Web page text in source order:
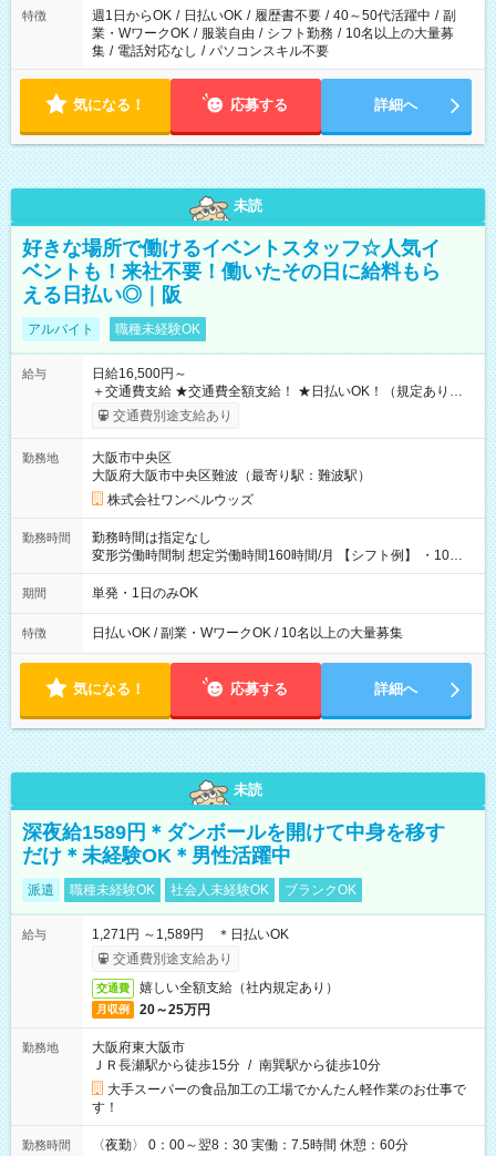
特徴 週1日からOK / 日払いOK / 履歴書不要 / 40～50代活躍中 / 副
業・WワークOK / 服装自由 / シフト勤務 / 10名以上の大量募
集 / 電話対応なし / パソコンスキル不要
気になる！ 応募する 詳細へ
未読
好きな場所で働けるイベントスタッフ☆人気イ
ベントも！来社不要！働いたその日に給料もら
える日払い◎｜阪
アルバイト 職種未経験OK
給与
日給16,500円～
＋交通費支給 ★交通費全額支給！ ★日払いOK！（規定あり） ┗
働いたその日に現金GET♪ お仕事後はコンビニATMから 日払
交通費別途支給あり
勤務地
大阪市中央区
大阪府大阪市中央区難波（最寄り駅：難波駅）
株式会社ワンベルウッズ
勤務時間
勤務時間は指定なし
変形労働時間制 想定労働時間160時間/月 【シフト例】 ・10：
00～20：00
期間 単発・1日のみOK
特徴 日払いOK / 副業・WワークOK / 10名以上の大量募集
気になる！ 応募する 詳細へ
未読
深夜給1589円＊ダンボールを開けて中身を移す
だけ＊未経験OK＊男性活躍中
派遣 職種未経験OK 社会人未経験OK ブランクOK
給与
1,271円 ～1,589円 ＊日払いOK
交通費別途支給あり
交通費 嬉しい全額支給（社内規定あり）
月収例 20～25万円
勤務地
大阪府東大阪市
ＪＲ長瀬駅から徒歩15分 / 南巽駅から徒歩10分
大手スーパーの食品加工の工場でかんたん軽作業のお仕事で
す！
勤務時間 〈夜勤〉 0：00～翌8：30 実働：7.5時間 休憩：60分